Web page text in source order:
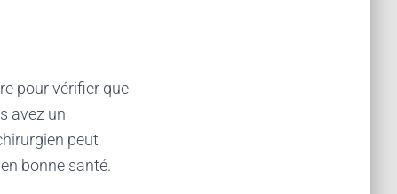
pour vérifier que
avez un
peut
bonne santé.